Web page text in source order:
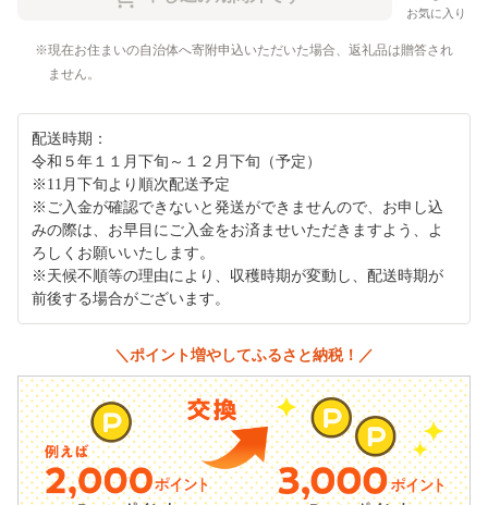
お気に入り
現在お住まいの自治体へ寄附申込いただいた場合、返礼品は贈答され
ません。
配送時期：
令和５年１１月下旬～１２月下旬（予定）
※11月下旬より順次配送予定
※ご入金が確認できないと発送ができませんので、お申し込
みの際は、お早目にご入金をお済ませいただきますよう、よ
ろしくお願いいたします。
※天候不順等の理由により、収穫時期が変動し、配送時期が
前後する場合がございます。
＼ポイント増やしてふるさと納税！／